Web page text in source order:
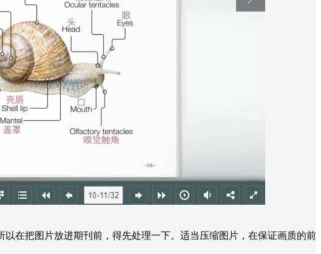
在把图片放进期刊前，得先处理一下。适当压缩图片，在保证画质的前